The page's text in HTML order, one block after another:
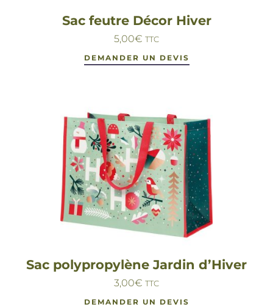
Sac feutre Décor Hiver
5,00€ TTC
DEMANDER UN DEVIS
Sac polypropylène Jardin d’Hiver
3,00€ TTC
DEMANDER UN DEVIS